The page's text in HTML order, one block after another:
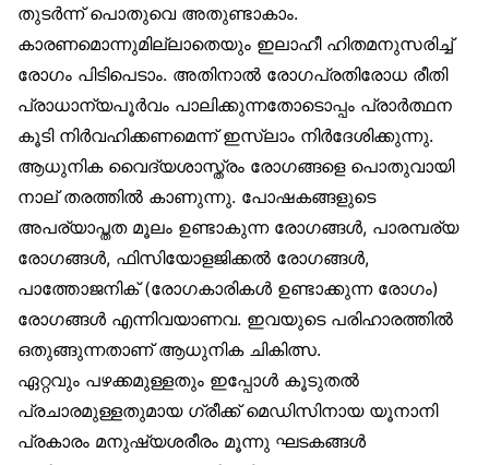
തുടർന്ന് പൊതുവെ അതുണ്ടാകാം.
കാരണമൊന്നുമില്ലാതെയും ഇലാഹീ ഹിതമനുസരിച്ച്
രോഗം പിടിപെടാം. അതിനാൽ രോഗപ്രതിരോധ രീതി
പ്രാധാന്യപൂർവം പാലിക്കുന്നതോടൊപ്പം പ്രാർത്ഥന
കൂടി നിർവഹിക്കണമെന്ന് ഇസ്‌ലാം നിർദേശിക്കുന്നു.
ആധുനിക വൈദ്യശാസ്ത്രം രോഗങ്ങളെ പൊതുവായി
നാല് തരത്തിൽ കാണുന്നു. പോഷകങ്ങളുടെ
അപര്യാപ്തത മൂലം ഉണ്ടാകുന്ന രോഗങ്ങൾ, പാരമ്പര്യ
രോഗങ്ങൾ, ഫിസിയോളജിക്കൽ രോഗങ്ങൾ,
പാത്തോജനിക് (രോഗകാരികൾ ഉണ്ടാക്കുന്ന രോഗം)
രോഗങ്ങൾ എന്നിവയാണവ. ഇവയുടെ പരിഹാരത്തിൽ
ഒതുങ്ങുന്നതാണ് ആധുനിക ചികിത്സ.
ഏറ്റവും പഴക്കമുള്ളതും ഇപ്പോൾ കൂടുതൽ
പ്രചാരമുള്ളതുമായ ഗ്രീക്ക് മെഡിസിനായ യൂനാനി
പ്രകാരം മനുഷ്യശരീരം മൂന്നു ഘടകങ്ങൾ